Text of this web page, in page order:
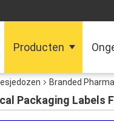
Producten
Branded
Packaging